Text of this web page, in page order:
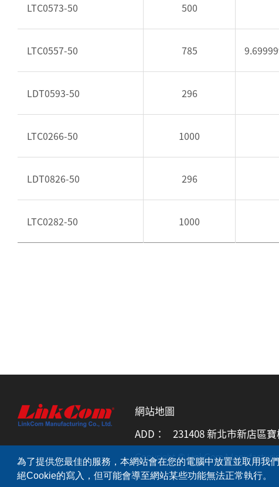
為了提供您最佳的服務，本網站會在您的電腦中放置並取用我
絕Cookie的寫入，但可能會導至網站某些功能無法正常執行。
LTC0573-50 500
LTC0557-50 785
LDT0593-50 296
LTC0266-50 1000
LDT0826-50 296
LTC0282-50 1000
網站地圖
ADD：
231408 新北市新店區
Copyright © LinkCom